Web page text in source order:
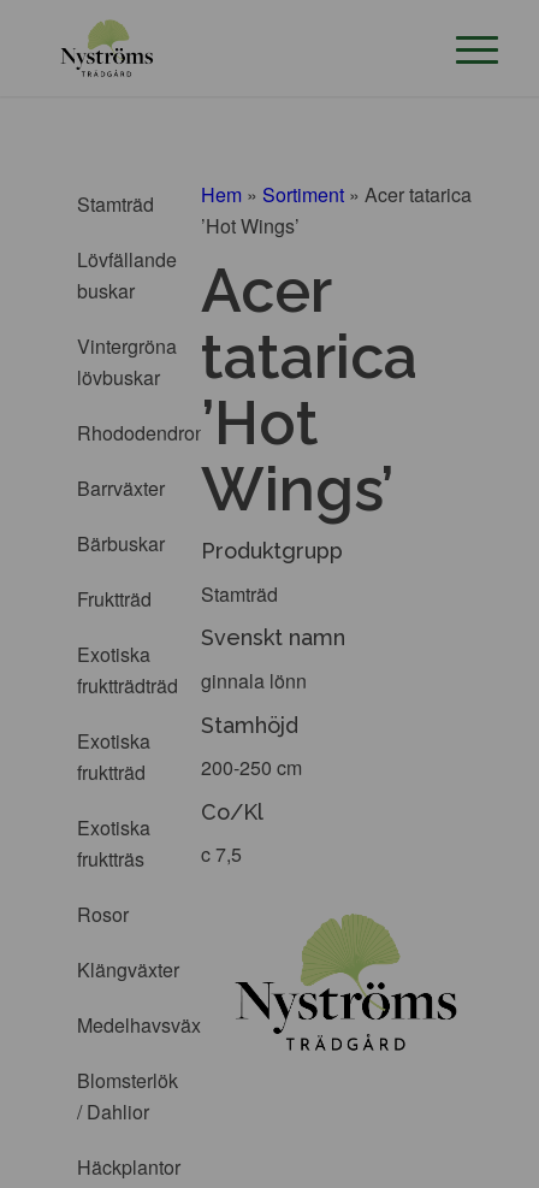
Stamträd
Lövfällande
buskar
Vintergröna
lövbuskar
Rhododendron
Barrväxter
Bärbuskar
Fruktträd
Exotiska
fruktträdträd
Exotiska
fruktträd
Exotiska
fruktträs
Rosor
Klängväxter
Medelhavsväxter
Blomsterlök
/ Dahlior
Häckplantor
Hem » Sortiment »Acer tatarica
’Hot Wings’
Acer
tatarica
’Hot
Wings’
Produktgrupp
Stamträd
Svenskt namn
ginnala lönn
Stamhöjd
200-250 cm
Co/Kl
c 7,5